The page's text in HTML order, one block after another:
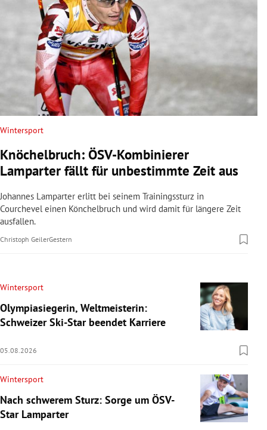
Wintersport
Knöchelbruch: ÖSV-Kombinierer
Lamparter fällt für unbestimmte Zeit aus
Johannes Lamparter erlitt bei seinem Trainingssturz in
Courchevel einen Könchelbruch und wird damit für längere Zeit
ausfallen.
Christoph GeilerGestern
Wintersport
Olympiasiegerin, Weltmeisterin:
Schweizer Ski-Star beendet Karriere
05.08.2026
Wintersport
Nach schwerem Sturz: Sorge um ÖSV-
Star Lamparter